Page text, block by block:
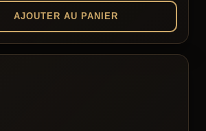
AJOUTER AU PANIER